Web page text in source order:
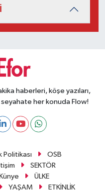
haberleri, köşe yazıları,
her konuda Flow!
Politikası
OSB
SEKTÖR
Künye
ÜLKE
YAŞAM ETKİNLİK